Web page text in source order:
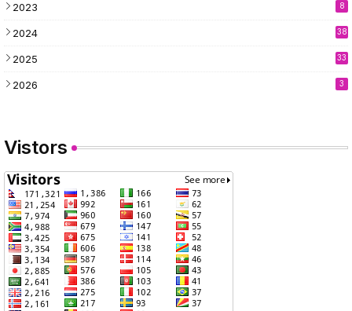
2023 8
2024 38
2025 33
2026 3
Vistors